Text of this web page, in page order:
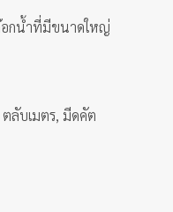
อกน้ำที่มีขนาดใหญ่
ลับเมตร, มีดคัต